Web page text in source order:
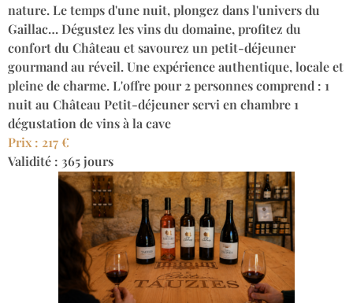
nature. Le temps d'une nuit, plongez dans l'univers du
Gaillac… Dégustez les vins du domaine, profitez du
confort du Château et savourez un petit-déjeuner
gourmand au réveil. Une expérience authentique, locale et
pleine de charme. L'offre pour 2 personnes comprend : 1
nuit au Château Petit-déjeuner servi en chambre 1
dégustation de vins à la cave
Prix : 217 €
Validité : 365 jours